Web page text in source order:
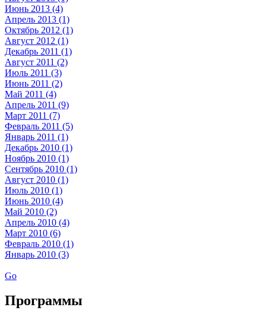
Июнь 2013 (4)
Апрель 2013 (1)
Октябрь 2012 (1)
Август 2012 (1)
Декабрь 2011 (1)
Август 2011 (2)
Июль 2011 (3)
Июнь 2011 (2)
Май 2011 (4)
Апрель 2011 (9)
Март 2011 (7)
Февраль 2011 (5)
Январь 2011 (1)
Декабрь 2010 (1)
Ноябрь 2010 (1)
Сентябрь 2010 (1)
Август 2010 (1)
Июль 2010 (1)
Июнь 2010 (4)
Май 2010 (2)
Апрель 2010 (4)
Март 2010 (6)
Февраль 2010 (1)
Январь 2010 (3)
Go
Программы